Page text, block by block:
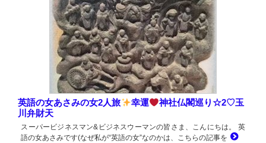
英語の女あさみの女2人旅 幸運
神社仏閣巡り☆2♡玉
川弁財天
スーパービジネスマン&ビジネスウーマンの皆さま、こんにちは。 英
語の女あさみです(なぜ私が“英語の女”なのかは、こちらの記事を